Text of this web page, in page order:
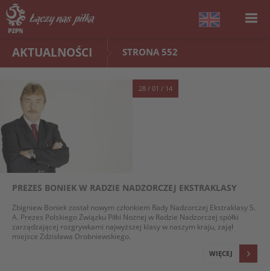
AKTUALNOŚCI STRONA 552
28 / 01 / 14
PREZES BONIEK W RADZIE NADZORCZEJ EKSTRAKLASY
Zbigniew Boniek został nowym członkiem Rady Nadzorczej Ekstraklasy S.
A. Prezes Polskiego Związku Piłki Nożnej w Radzie Nadzorczej spółki
zarządzającej rozgrywkami najwyższej klasy w naszym kraju, zajął
miejsce Zdzisława Drobniewskiego.
WIĘCEJ